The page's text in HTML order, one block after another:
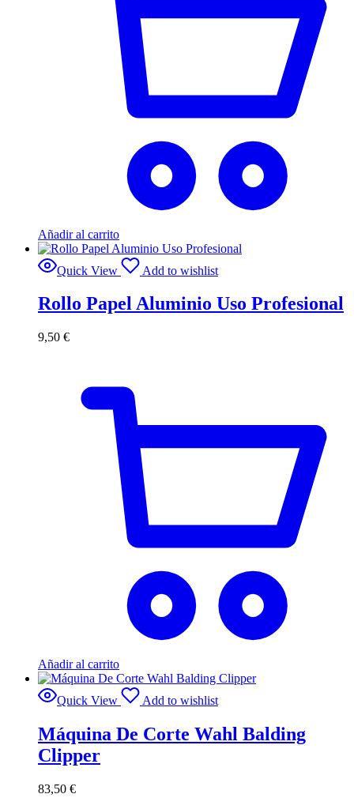
Añadir al carrito
Quick View Add to wishlist
Rollo Papel Aluminio Uso Profesional
9,50 €
Añadir al carrito
Quick View Add to wishlist
Máquina De Corte Wahl Balding
Clipper
83,50 €